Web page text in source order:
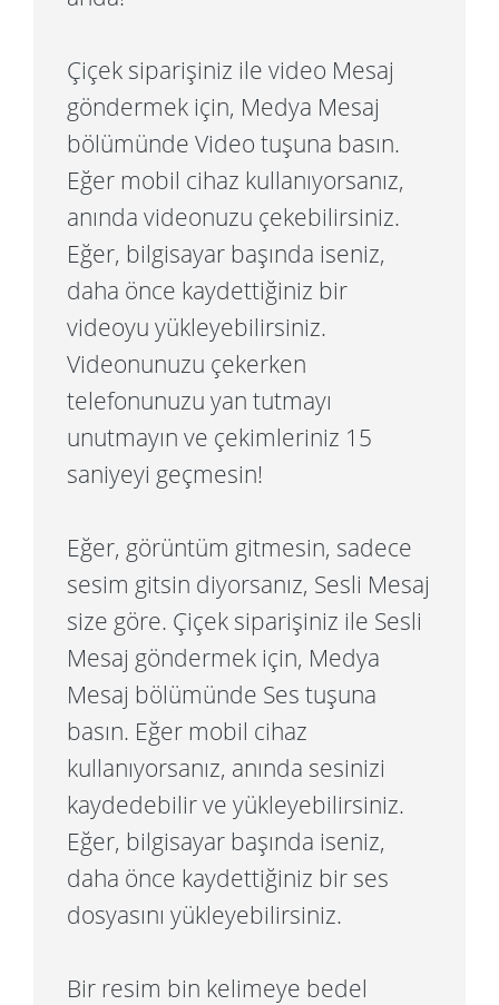
Çiçek siparişiniz ile video Mesaj
göndermek için, Medya Mesaj
bölümünde Video tuşuna basın.
Eğer mobil cihaz kullanıyorsanız,
anında videonuzu çekebilirsiniz.
Eğer, bilgisayar başında iseniz,
daha önce kaydettiğiniz bir
videoyu yükleyebilirsiniz.
Videonunuzu çekerken
telefonunuzu yan tutmayı
unutmayın ve çekimleriniz 15
saniyeyi geçmesin!
Eğer, görüntüm gitmesin, sadece
sesim gitsin diyorsanız, Sesli Mesaj
size göre. Çiçek siparişiniz ile Sesli
Mesaj göndermek için, Medya
Mesaj bölümünde Ses tuşuna
basın. Eğer mobil cihaz
kullanıyorsanız, anında sesinizi
kaydedebilir ve yükleyebilirsiniz.
Eğer, bilgisayar başında iseniz,
daha önce kaydettiğiniz bir ses
dosyasını yükleyebilirsiniz.
Bir resim bin kelimeye bedel